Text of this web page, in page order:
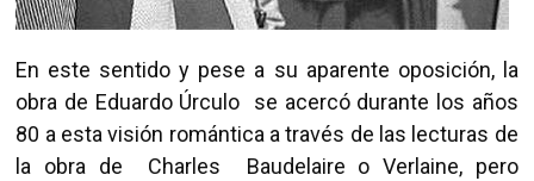
En este sentido y pese a su aparente oposición, la
obra de Eduardo Úrculo se acercó durante los años
80 a esta visión romántica a través de las lecturas de
la obra de Charles Baudelaire o Verlaine, pero